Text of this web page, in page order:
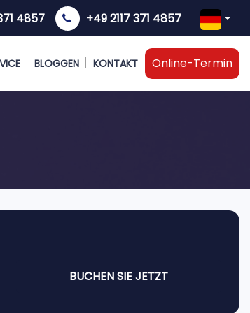
4857 +49 2117 371 4857
BLOGGEN KONTAKT Online-Termin
BUCHEN SIE JETZT